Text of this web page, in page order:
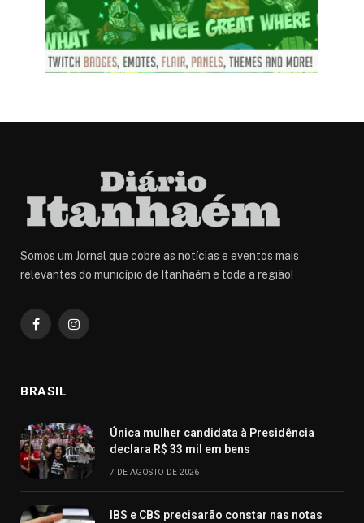
Somos um Jornal que cobre as notícias e eventos mais
relevantes do município de Itanhaém e toda a região!
FacebookInstagram
BRASIL
Única mulher candidata à Presidência
declara R$ 33 mil em bens
7 DE AGOSTO DE 2026
IBS e CBS precisarão constar nas notas